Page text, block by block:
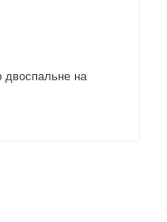
двоспальне на